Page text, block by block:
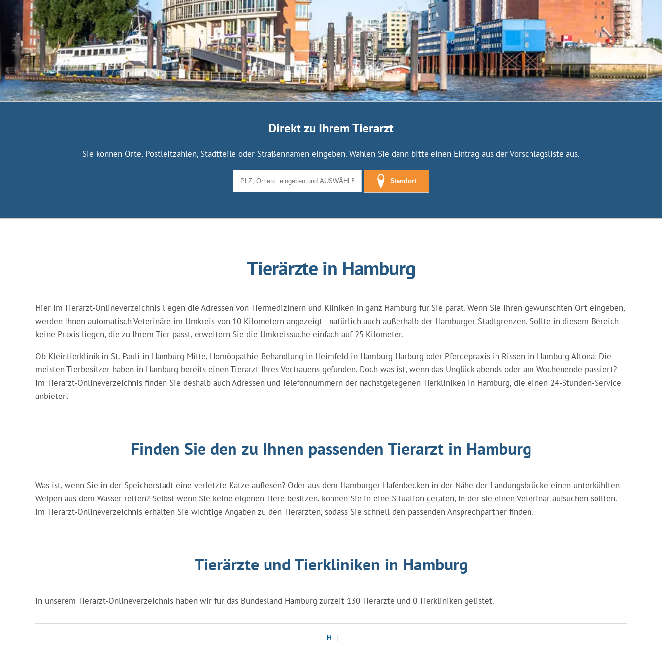
Direkt zu Ihrem Tierarzt
Sie können Orte, Postleitzahlen, Stadtteile oder Straßennamen eingeben. Wählen Sie dann bitte einen Eintrag aus der Vorschlagsliste aus.
Standort
Tierärzte in Hamburg
Hier im Tierarzt-Onlineverzeichnis liegen die Adressen von Tiermedizinern und Kliniken in ganz Hamburg für Sie parat. Wenn Sie Ihren gewünschten Ort eingeben,
werden Ihnen automatisch Veterinäre im Umkreis von 10 Kilometern angezeigt - natürlich auch außerhalb der Hamburger Stadtgrenzen. Sollte in diesem Bereich
keine Praxis liegen, die zu Ihrem Tier passt, erweitern Sie die Umkreissuche einfach auf 25 Kilometer.
Ob Kleintierklinik in St. Pauli in Hamburg Mitte, Homöopathie-Behandlung in Heimfeld in Hamburg Harburg oder Pferdepraxis in Rissen in Hamburg Altona: Die
meisten Tierbesitzer haben in Hamburg bereits einen Tierarzt Ihres Vertrauens gefunden. Doch was ist, wenn das Unglück abends oder am Wochenende passiert?
Im Tierarzt-Onlineverzeichnis finden Sie deshalb auch Adressen und Telefonnummern der nächstgelegenen Tierkliniken in Hamburg, die einen 24-Stunden-Service
anbieten.
Finden Sie den zu Ihnen passenden Tierarzt in Hamburg
Was ist, wenn Sie in der Speicherstadt eine verletzte Katze auflesen? Oder aus dem Hamburger Hafenbecken in der Nähe der Landungsbrücke einen unterkühlten
Welpen aus dem Wasser retten? Selbst wenn Sie keine eigenen Tiere besitzen, können Sie in eine Situation geraten, in der sie einen Veterinär aufsuchen sollten.
Im Tierarzt-Onlineverzeichnis erhalten Sie wichtige Angaben zu den Tierärzten, sodass Sie schnell den passenden Ansprechpartner finden.
Tierärzte und Tierkliniken in Hamburg
In unserem Tierarzt-Onlineverzeichnis haben wir für das Bundesland Hamburg zurzeit 130 Tierärzte und 0 Tierkliniken gelistet.
H